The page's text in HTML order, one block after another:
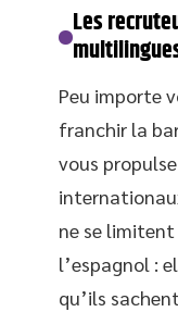
Les
Peu importe
franchir la
vous
ne se
l’espagnol :
qu’ils